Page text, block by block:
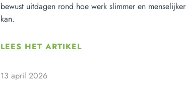
bewust uitdagen rond hoe werk slimmer en menselijker
kan.
LEES HET ARTIKEL
13 april 2026